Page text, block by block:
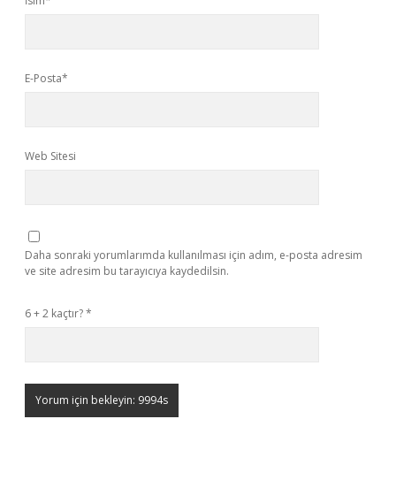
E-Posta*
Web Sitesi
Daha sonraki yorumlarımda kullanılması için adım, e-posta adresim
ve site adresim bu tarayıcıya kaydedilsin.
6 + 2 kaçtır?*